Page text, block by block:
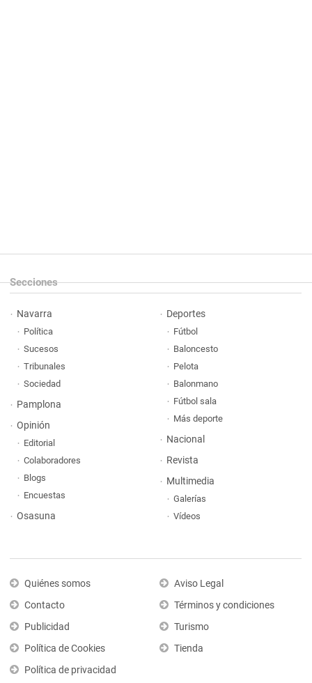
Secciones
Navarra
Política
Sucesos
Tribunales
Sociedad
Pamplona
Opinión
Editorial
Colaboradores
Blogs
Encuestas
Osasuna
Deportes
Fútbol
Baloncesto
Pelota
Balonmano
Fútbol sala
Más deporte
Nacional
Revista
Multimedia
Galerías
Vídeos
Quiénes somos
Contacto
Publicidad
Política de Cookies
Política de privacidad
Aviso Legal
Términos y condiciones
Turismo
Tienda